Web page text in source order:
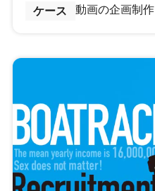
ケース 動画の企画制作